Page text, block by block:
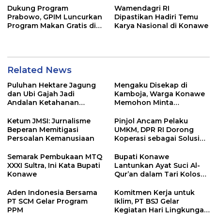
Dukung Program
Prabowo, GPIM Luncurkan
Program Makan Gratis di
Wamendagri RI
Dipastikan Hadiri Temu
Karya Nasional di Konawe
Related News
Puluhan Hektare Jagung
dan Ubi Gajah Jadi
Andalan Ketahanan
Mengaku Disekap di
Kamboja, Warga Konawe
Memohon Minta
Ketum JMSI: Jurnalisme
Beperan Memitigasi
Persoalan Kemanusiaan
Pinjol Ancam Pelaku
UMKM, DPR RI Dorong
Koperasi sebagai Solusi
Semarak Pembukaan MTQ
XXXI Sultra, Ini Kata Bupati
Konawe
Bupati Konawe
Lantunkan Ayat Suci Al-
Qur’an dalam Tari Kolosal
Sultra
Aden Indonesia Bersama
PT SCM Gelar Program
PPM
Komitmen Kerja untuk
Iklim, PT BSJ Gelar
Kegiatan Hari Lingkungan